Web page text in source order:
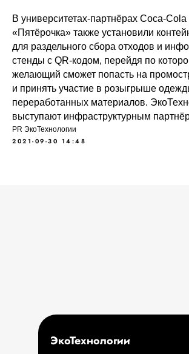
В университетах-партнёрах Coca-
«Пятёрочка» также установили
для раздельного сбора отходов и
стенды с QR-кодом, перейдя по
желающий сможет попасть на
и принять участие в розыгрыше
переработанных материалов.
выступают инфраструктурным
PR ЭкоТехнологии
2021-09-30 14:48
ЭкоТехнологии